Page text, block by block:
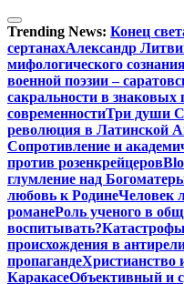
Перейти
к
содержимому
Trending News: Конец
сертанахАлександр
мифологического
военной поэзии –
сакральности в знаковых
современностиТри души
революция в Латинской
Сопротивление и
против розенкрейцеров
глумление над
любовь к РодинеЧеловек
романеРоль ученого в
воспитывать?
происхождения в
пропагандеХристианство
КаракасеОбъективный и